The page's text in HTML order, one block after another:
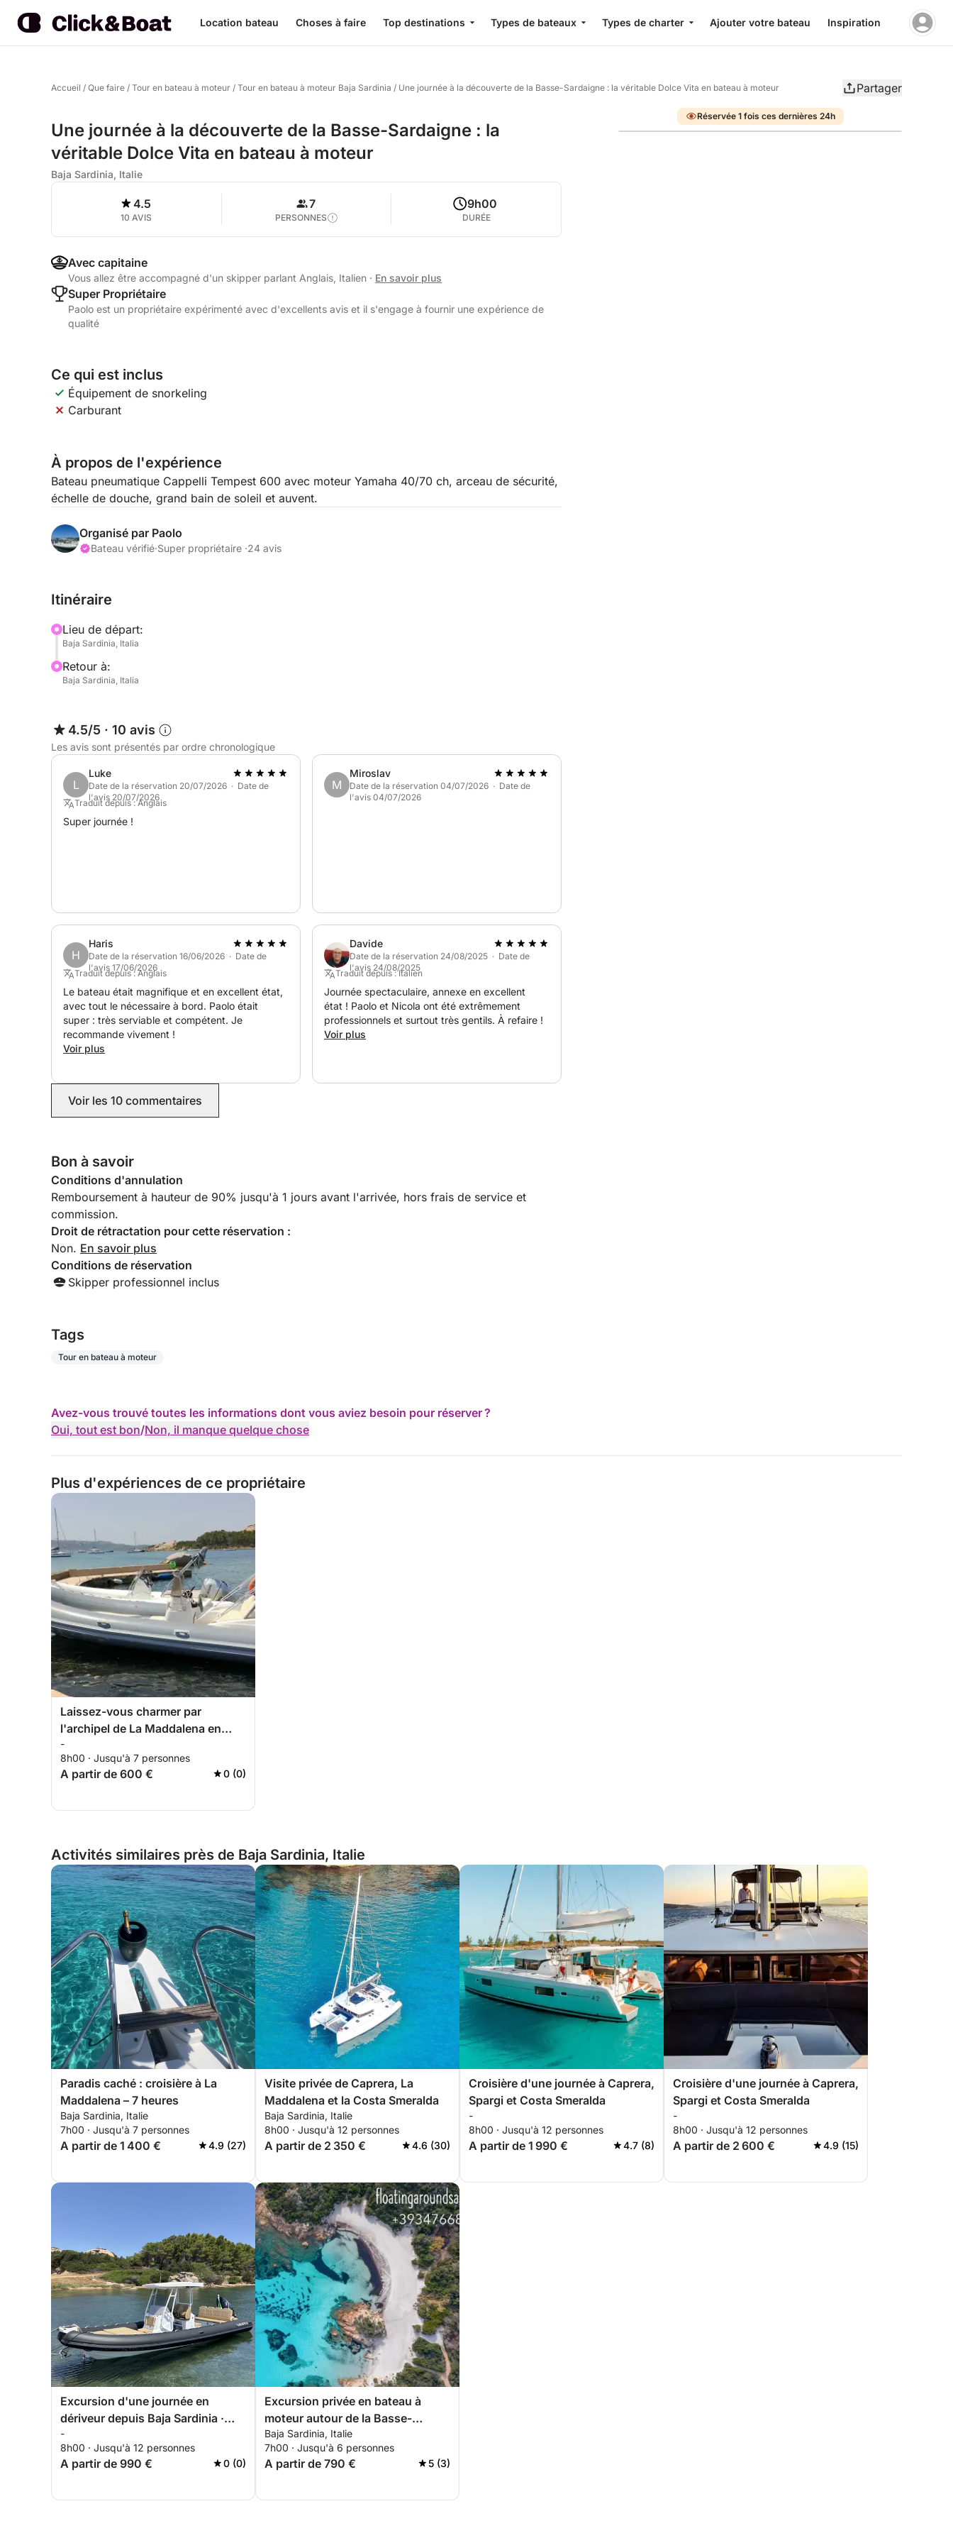
Location bateau Choses à faire Top destinations Types de bateaux Types de charter Ajouter votre bateau Inspiration
Accueil / Que faire / Tour en bateau à moteur / Tour en bateau à moteur Baja Sardinia / Une journée à la découverte de la Basse-Sardaigne : la véritable Dolce Vita en bateau à moteur Partager
Une journée à la découverte de la Basse-Sardaigne : la
véritable Dolce Vita en bateau à moteur
Baja Sardinia, Italie
4.5
10 AVIS
7
PERSONNES
9h00
DURÉE
Avec capitaine
Vous allez être accompagné d'un skipper parlant Anglais, Italien · En savoir plus
Super Propriétaire
Paolo est un propriétaire expérimenté avec d'excellents avis et il s'engage à fournir une expérience de
qualité
Ce qui est inclus
Équipement de snorkeling
Carburant
À propos de l'expérience
Bateau pneumatique Cappelli Tempest 600 avec moteur Yamaha 40/70 ch, arceau de sécurité,
échelle de douche, grand bain de soleil et auvent.
Organisé par Paolo
Bateau vérifié·Super propriétaire ·24 avis
Itinéraire
Lieu de départ:
Baja Sardinia, Italia
Retour à:
Baja Sardinia, Italia
4.5/5 · 10 avis
Les avis sont présentés par ordre chronologique
L
Luke
Date de la réservation 20/07/2026 · Date de
l'avis 20/07/2026
Traduit depuis : Anglais
Super journée !
M
Miroslav
Date de la réservation 04/07/2026 · Date de
l'avis 04/07/2026
H
Haris
Date de la réservation 16/06/2026 · Date de
l'avis 17/06/2026
Traduit depuis : Anglais
Le bateau était magnifique et en excellent état,
avec tout le nécessaire à bord. Paolo était
super : très serviable et compétent. Je
recommande vivement !
Voir plus
Davide
Date de la réservation 24/08/2025 · Date de
l'avis 24/08/2025
Traduit depuis : Italien
Journée spectaculaire, annexe en excellent
état ! Paolo et Nicola ont été extrêmement
professionnels et surtout très gentils. À refaire !
Voir plus
Voir les 10 commentaires
Bon à savoir
Conditions d'annulation
Remboursement à hauteur de 90% jusqu'à 1 jours avant l'arrivée, hors frais de service et
commission.
Droit de rétractation pour cette réservation :
Non. En savoir plus
Conditions de réservation
Skipper professionnel inclus
Tags
Tour en bateau à moteur
Avez-vous trouvé toutes les informations dont vous aviez besoin pour réserver ?
Oui, tout est bon/Non, il manque quelque chose
Réservée 1 fois ces dernières 24h
Plus d'expériences de ce propriétaire
Laissez-vous charmer par
l'archipel de La Maddalena en
dériveur depuis la Basse-
Sardaigne
-
8h00 · Jusqu'à 7 personnes
A partir de 600 € 0 (0)
Activités similaires près de Baja Sardinia, Italie
Paradis caché : croisière à La
Maddalena – 7 heures
Baja Sardinia, Italie
7h00 · Jusqu'à 7 personnes
A partir de 1 400 € 4.9 (27)
Visite privée de Caprera, La
Maddalena et la Costa Smeralda
Baja Sardinia, Italie
8h00 · Jusqu'à 12 personnes
A partir de 2 350 € 4.6 (30)
Croisière d'une journée à Caprera,
Spargi et Costa Smeralda
-
8h00 · Jusqu'à 12 personnes
A partir de 1 990 € 4.7 (8)
Croisière d'une journée à Caprera,
Spargi et Costa Smeralda
-
8h00 · Jusqu'à 12 personnes
A partir de 2 600 € 4.9 (15)
Excursion d'une journée en
dériveur depuis Baja Sardinia ·
Caprera, Spargi et La Maddalena
-
8h00 · Jusqu'à 12 personnes
A partir de 990 € 0 (0)
Excursion privée en bateau à
moteur autour de la Basse-
Sardaigne
Baja Sardinia, Italie
7h00 · Jusqu'à 6 personnes
A partir de 790 € 5 (3)